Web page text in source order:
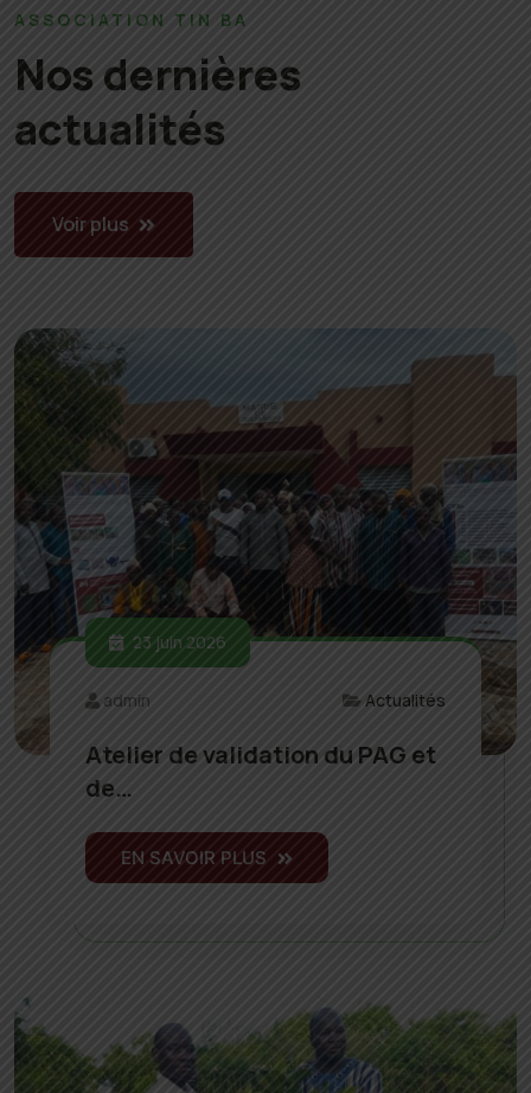
ASSOCIATION TIN BA
Nos dernières
actualités
Voir plus
23 juin 2026
admin Actualités
Atelier de validation du PAG et
de…
EN SAVOIR PLUS